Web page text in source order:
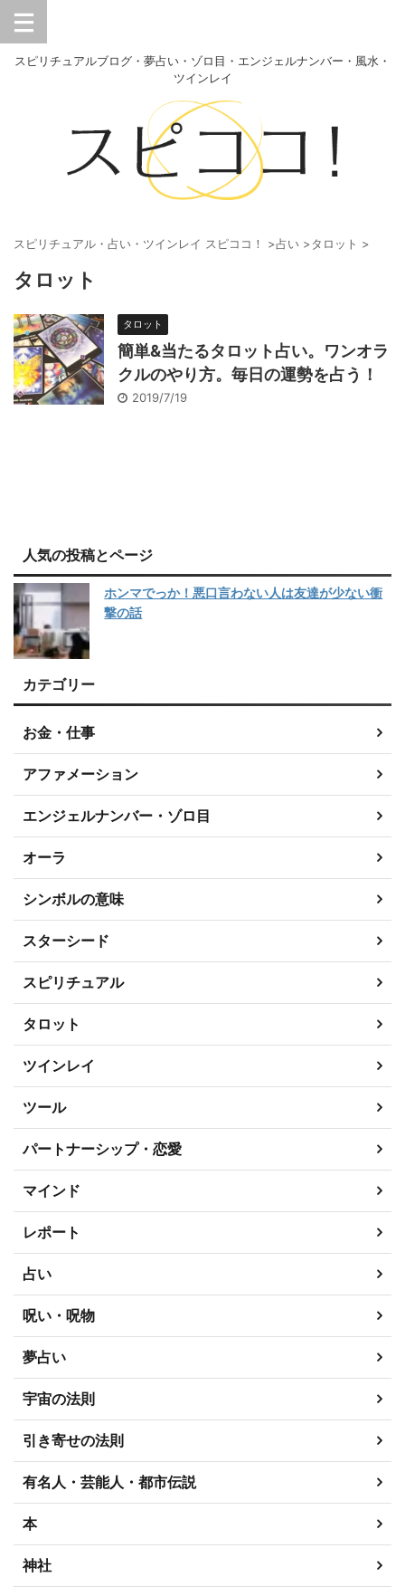
スピリチュアルブログ・夢占い・ゾロ目・エンジェルナンバー・風水・
ツインレイ
スピリチュアル・占い・ツインレイ スピココ！ >占い >タロット >
タロット
タロット
簡単&当たるタロット占い。ワンオラ
クルのやり方。毎日の運勢を占う！
2019/7/19
人気の投稿とページ
ホンマでっか！悪口言わない人は友達が少ない衝
撃の話
カテゴリー
お金・仕事
アファメーション
エンジェルナンバー・ゾロ目
オーラ
シンボルの意味
スターシード
スピリチュアル
タロット
ツインレイ
ツール
パートナーシップ・恋愛
マインド
レポート
占い
呪い・呪物
夢占い
宇宙の法則
引き寄せの法則
有名人・芸能人・都市伝説
本
神社